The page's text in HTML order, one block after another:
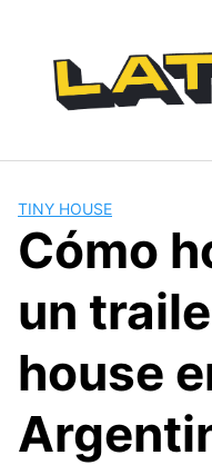
contenido
TINY HOUSE
Cómo
un
house